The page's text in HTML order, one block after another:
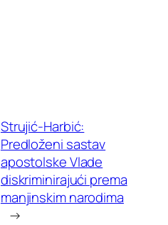
Strujić-Harbić:
Predloženi sastav
apostolske Vlade
diskriminirajući prema
manjinskim narodima
→